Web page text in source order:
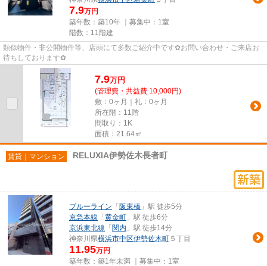
7.9万円
築年数：築10年 ｜募集中： 1室
階数：11階建
類似物件・非公開物件等、店頭にて多数ご紹介中です✿お問い合わせ・ご来店お
待ちしております✿
7.9万円
(管理費・共益費 10,000円)
敷：0ヶ月｜礼：0ヶ月
所在階：11階
間取り：1K
面積：21.64㎡
賃貸｜マンション RELUXIA伊勢佐木長者町
ブルーライン 「 阪東橋 」駅 徒歩5分
京急本線 「 黄金町 」駅 徒歩6分
京浜東北線 「 関内 」駅 徒歩14分
神奈川県横浜市中区伊勢佐木町 ５丁目
11.95万円
築年数：築1年未満 ｜募集中： 1室